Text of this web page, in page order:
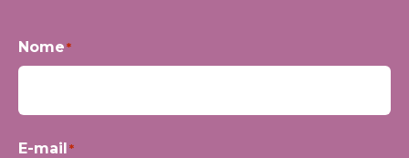
Nome*
E-mail*